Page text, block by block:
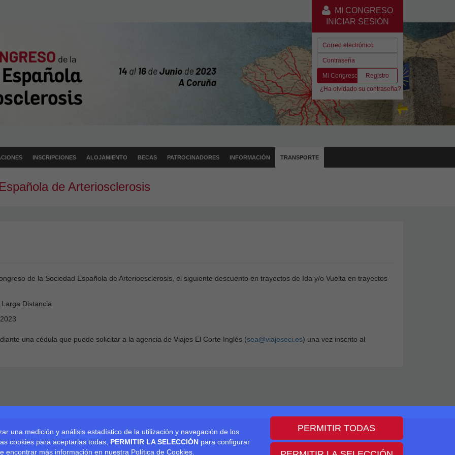
MI CONGRESO
INICIAR SESIÓN
Mi Congreso
Registro
¿Ha olvidado su contraseña?
INSCRIPCIONES ALOJAMIENTO BECAS PATROCINADORES INFORMACIÓN TRANSPORTE
de Arteriosclerosis
de la Sociedad Española de Arterioesclerosis, el siguiente descuento en trayectos de Ida y/o Vuelta en trayectos
Distancia
una cédula que puede solicitar a la agencia de Viajes El Corte Inglés (sea@viajeseci.es) una vez inscrito al
una medición y análisis estadístico de la utilización y navegación de los
cookies para aceptarlas todas, PERMITIR LA SELECCIÓN para configurar
encontrar más información en nuestra Política de Cookies.
PERMITIR TODAS